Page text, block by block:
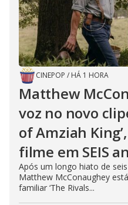
CINEPOP / HÁ 1 HORA
Matthew
voz no novo
of Amziah
filme em SEIS
Após um longo hiato de
Matthew McConaughey
familiar ‘The Rivals...